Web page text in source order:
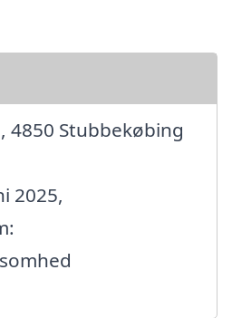
4850 Stubbekøbing
2025,